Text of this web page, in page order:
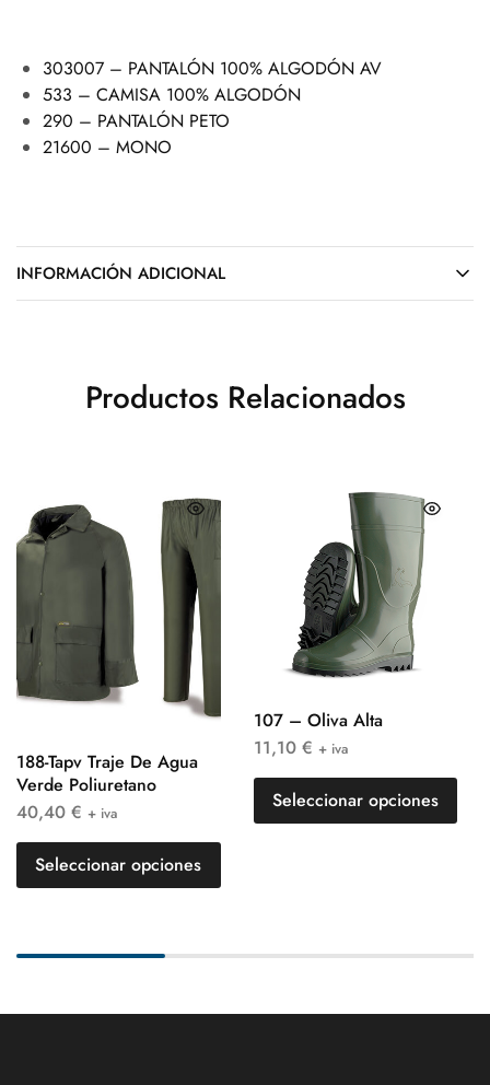
303007 – PANTALÓN 100% ALGODÓN AV
533 – CAMISA 100% ALGODÓN
290 – PANTALÓN PETO
21600 – MONO
INFORMACIÓN ADICIONAL
Productos Relacionados
188-Tapv Traje De Agua
Verde Poliuretano
40,40 € + iva
Seleccionar opciones
107 – Oliva Alta
11,10 € + iva
Seleccionar opciones